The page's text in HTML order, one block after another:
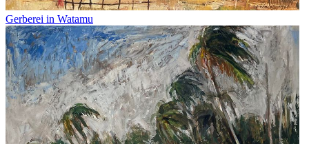
Gerberei in Watamu